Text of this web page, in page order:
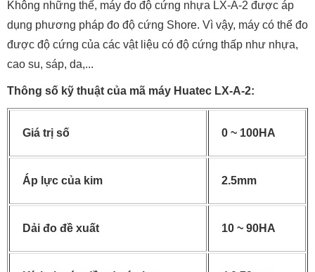
Không những thế, máy đo độ cứng nhựa LX-A-2 được áp
dụng phương pháp đo độ cứng Shore. Vì vậy, máy có thể đo
được độ cứng của các vật liệu có độ cứng thấp như nhựa,
cao su, sáp, da,...
Thông số kỹ thuật của mã máy Huatec LX-A-2:
Giá trị số 0 ~ 100HA
Áp lực của kim 2.5mm
Dải đo đề xuất 10 ~ 90HA